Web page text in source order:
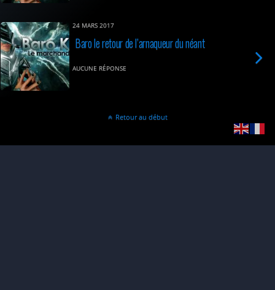
24 MARS 2017
Baro le retour de l’arnaqueur du néant
AUCUNE RÉPONSE
Retour au début